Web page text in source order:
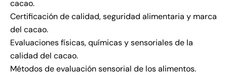
cacao.
Certificación de calidad, seguridad alimentaria y marca
del cacao.
Evaluaciones físicas, químicas y sensoriales de la
calidad del cacao.
Métodos de evaluación sensorial de los alimentos.